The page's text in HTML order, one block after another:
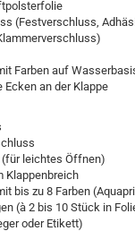
(Festverschluss,
Farben auf
Ecken an der Klappe
leichtes Öffnen)
Klappenbreich
bis zu 8 Farben
(à 2 bis 10 Stück in
oder Etikett)